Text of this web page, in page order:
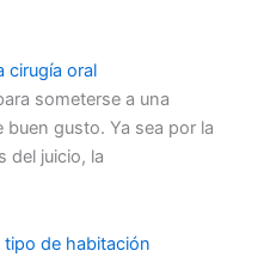
cirugía oral
someterse a una
gusto. Ya sea por la
del juicio, la
tipo de habitación